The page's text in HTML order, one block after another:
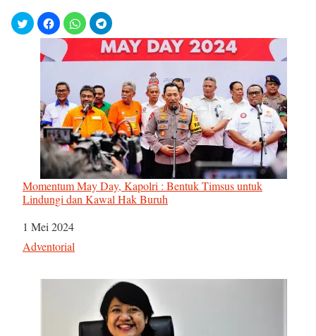
Momentum May Day, Kapolri : Bentuk Timsus untuk
Lindungi dan Kawal Hak Buruh
Tanggal
1 Mei 2024
Sehubungan dengan
Adventorial